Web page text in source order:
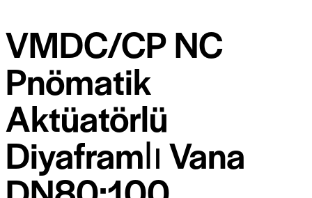
VMDC/CP NC
Pnömatik
Aktüatörlü
Diyaframlı Vana